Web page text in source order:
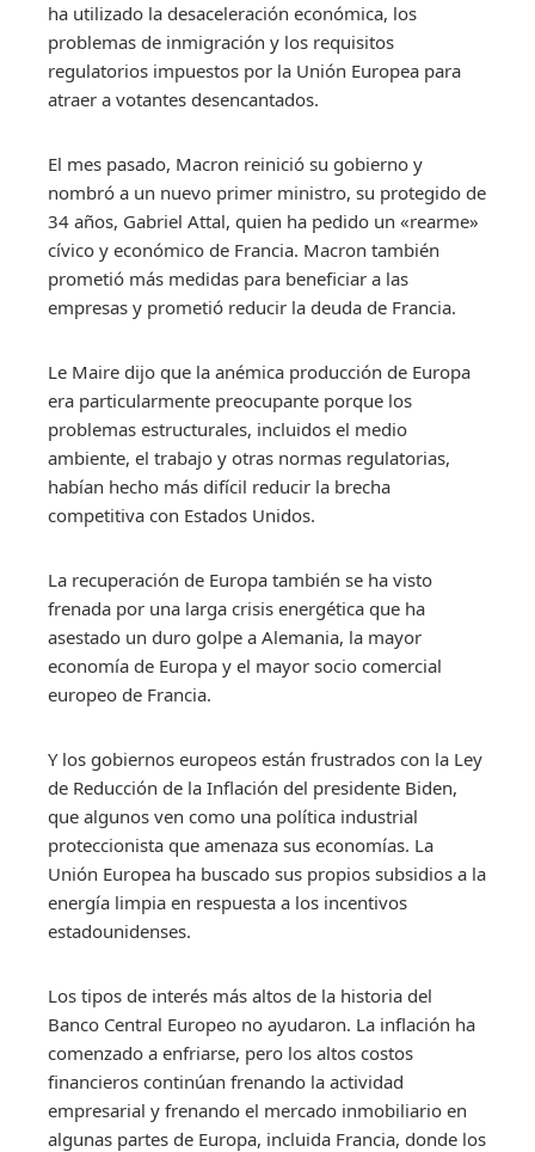
ha utilizado la desaceleración económica, los
problemas de inmigración y los requisitos
regulatorios impuestos por la Unión Europea para
atraer a votantes desencantados.
El mes pasado, Macron reinició su gobierno y
nombró a un nuevo primer ministro, su protegido de
34 años, Gabriel Attal, quien ha pedido un «rearme»
cívico y económico de Francia. Macron también
prometió más medidas para beneficiar a las
empresas y prometió reducir la deuda de Francia.
Le Maire dijo que la anémica producción de Europa
era particularmente preocupante porque los
problemas estructurales, incluidos el medio
ambiente, el trabajo y otras normas regulatorias,
habían hecho más difícil reducir la brecha
competitiva con Estados Unidos.
La recuperación de Europa también se ha visto
frenada por una larga crisis energética que ha
asestado un duro golpe a Alemania, la mayor
economía de Europa y el mayor socio comercial
europeo de Francia.
Y los gobiernos europeos están frustrados con la Ley
de Reducción de la Inflación del presidente Biden,
que algunos ven como una política industrial
proteccionista que amenaza sus economías. La
Unión Europea ha buscado sus propios subsidios a la
energía limpia en respuesta a los incentivos
estadounidenses.
Los tipos de interés más altos de la historia del
Banco Central Europeo no ayudaron. La inflación ha
comenzado a enfriarse, pero los altos costos
financieros continúan frenando la actividad
empresarial y frenando el mercado inmobiliario en
algunas partes de Europa, incluida Francia, donde los